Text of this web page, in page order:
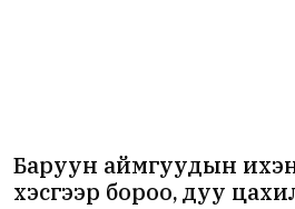
Баруун аймгуудын
хэсгээр бороо, дуу